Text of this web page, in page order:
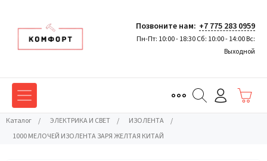
Позвоните нам: +7 775 283 0959
Пн-Пт: 10:00 - 18:30 Сб: 10:00 - 14:00 Вс:
Выходной
Каталог / ЭЛЕКТРИКА И СВЕТ / ИЗОЛЕНТА
/
1000 МЕЛОЧЕЙ ИЗОЛЕНТА ЗАРЯ ЖЕЛТАЯ КИТАЙ